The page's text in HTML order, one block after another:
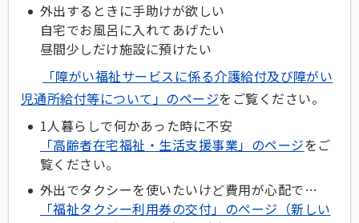
外出するときに手助けが欲しい
自宅でお風呂に入れてあげたい
昼間少しだけ施設に預けたい
「障がい福祉サービスに係る介護給付及び障がい
児通所給付等について」のページをご覧ください。
1人暮らしで何かあった時に不安
「高齢者在宅福祉・生活支援事業」のページをご
覧ください。
外出でタクシーを使いたいけど費用が心配で…
「福祉タクシー利用券の交付」のページ（新しい